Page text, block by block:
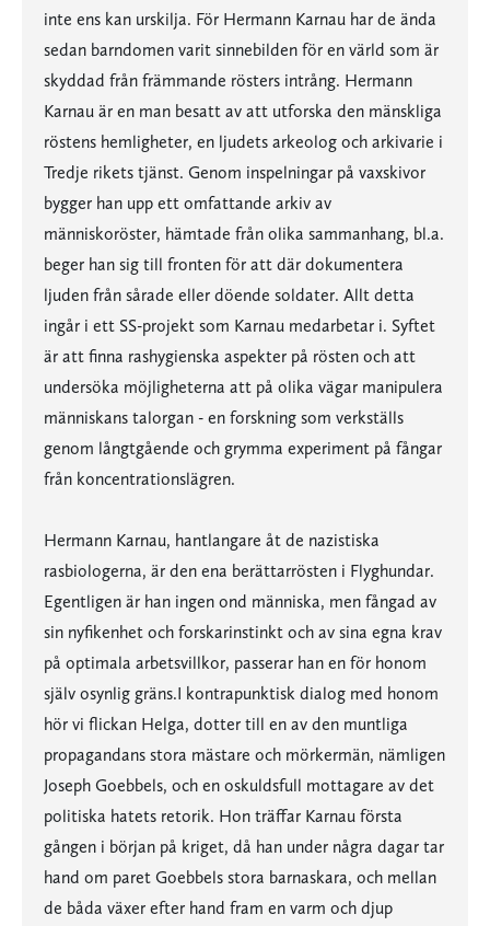
inte ens kan urskilja. För Hermann Karnau har de ända
sedan barndomen varit sinnebilden för en värld som är
skyddad från främmande rösters intrång. Hermann
Karnau är en man besatt av att utforska den mänskliga
röstens hemligheter, en ljudets arkeolog och arkivarie i
Tredje rikets tjänst. Genom inspelningar på vaxskivor
bygger han upp ett omfattande arkiv av
människoröster, hämtade från olika sammanhang, bl.a.
beger han sig till fronten för att där dokumentera
ljuden från sårade eller döende soldater. Allt detta
ingår i ett SS-projekt som Karnau medarbetar i. Syftet
är att finna rashygienska aspekter på rösten och att
undersöka möjligheterna att på olika vägar manipulera
människans talorgan - en forskning som verkställs
genom långtgående och grymma experiment på fångar
från koncentrationslägren.
Hermann Karnau, hantlangare åt de nazistiska
rasbiologerna, är den ena berättarrösten i Flyghundar.
Egentligen är han ingen ond människa, men fångad av
sin nyfikenhet och forskarinstinkt och av sina egna krav
på optimala arbetsvillkor, passerar han en för honom
själv osynlig gräns.I kontrapunktisk dialog med honom
hör vi flickan Helga, dotter till en av den muntliga
propagandans stora mästare och mörkermän, nämligen
Joseph Goebbels, och en oskuldsfull mottagare av det
politiska hatets retorik. Hon träffar Karnau första
gången i början på kriget, då han under några dagar tar
hand om paret Goebbels stora barnaskara, och mellan
de båda växer efter hand fram en varm och djup